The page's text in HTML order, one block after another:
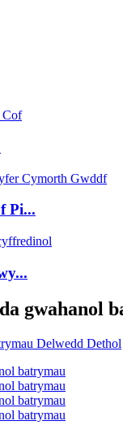
Pi...
gwahanol